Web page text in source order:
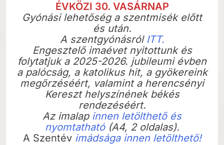
ÉVKÖZI 30. VASÁRNAP
Gyónási lehetőség a szentmisék előtt
és után.
A szentgyónásról ITT.
Engesztelő imaévet nyitottunk és
folytatjuk a 2025-2026. jubileumi évben
a palócság, a katolikus hit, a gyökereink
megőrzéséért, valamint a herencsényi
Kereszt helyszínének békés
rendezéséért.
Az imalap innen letölthető és
nyomtatható(A4, 2 oldalas).
A Szentév imádsága innen letölthető!